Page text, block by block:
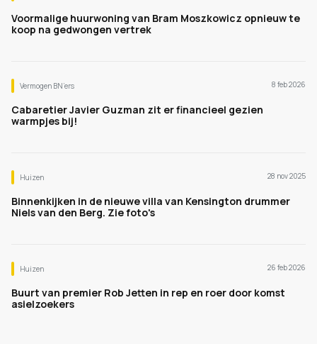
Voormalige huurwoning van Bram Moszkowicz opnieuw te
koop na gedwongen vertrek
Vermogen BN’ers 8 feb 2026
Cabaretier Javier Guzman zit er financieel gezien
warmpjes bij!
Huizen 28 nov 2025
Binnenkijken in de nieuwe villa van Kensington drummer
Niels van den Berg. Zie foto's
Huizen 26 feb 2026
Buurt van premier Rob Jetten in rep en roer door komst
asielzoekers